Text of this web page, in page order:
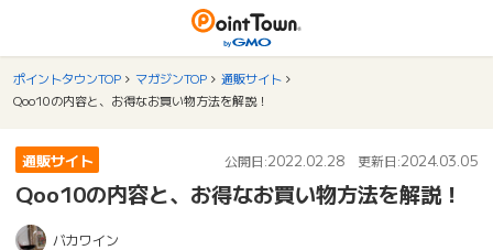
ポイントタウンTOP マガジンTOP
通販サイト
Qoo10の内容と、お得なお買い物方法を解説！
通販サイト 公開日:2022.02.28 更新日:2024.03.05
Qoo10の内容と、お得なお買い物方法を解説！
バカワイン